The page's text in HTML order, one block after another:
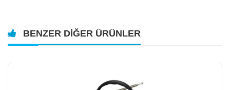
BENZER DIĞER ÜRÜNLER